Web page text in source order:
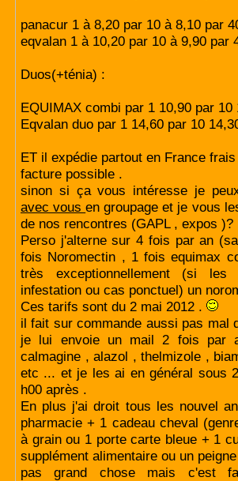
panacur 1 à 8,20 par 10 à 8,10 par
eqvalan 1 à 10,20 par 10 à 9,90 par
Duos(+ténia) :
EQUIMAX combi par 1 10,90 par 10
Eqvalan duo par 1 14,60 par 10
ET il expédie partout en France
facture possible .
sinon si ça vous intéresse je
avec vousen groupage et je vous
de nos rencontres (GAPL , expos )?
Perso j'alterne sur 4 fois par an
fois Noromectin , 1 fois equimax
très exceptionnellement (si
infestation ou cas ponctuel) un
Ces tarifs sont du 2 mai 2012 .
il fait sur commande aussi pas mal
je lui envoie un mail 2 fois par
calmagine , alazol , thelmizole ,
etc ... et je les ai en général sous
h00 après .
En plus j'ai droit tous les nouvel
pharmacie + 1 cadeau cheval
à grain ou 1 porte carte bleue + 1
supplément alimentaire ou un
pas grand chose mais c'est